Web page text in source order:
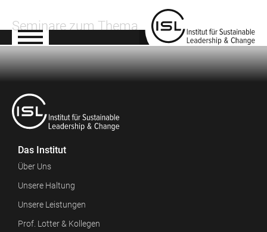
Seminare zum Thema
Das Institut
Über Uns
Unsere Haltung
Unsere Leistungen
Prof. Lotter & Kollegen